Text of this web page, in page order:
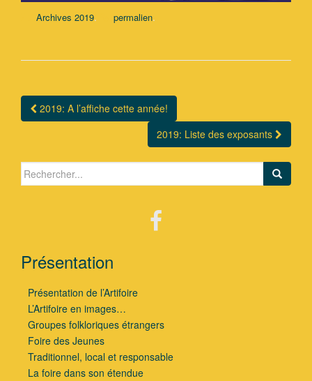
Archives 2019. permalien.
Navigation Article
2019: A l’affiche cette année!
2019: Liste des exposants
Search for:
Présentation
Présentation de l’Artifoire
L’Artifoire en images…
Groupes folkloriques étrangers
Foire des Jeunes
Traditionnel, local et responsable
La foire dans son étendue